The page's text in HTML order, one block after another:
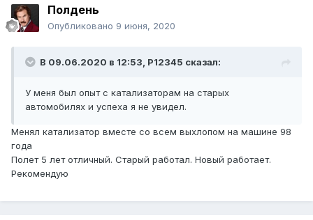
Полдень
Опубликовано 9 июня, 2020
В 09.06.2020 в 12:53, P12345 сказал:
У меня был опыт с катализаторам на старых
автомобилях и успеха я не увидел.
Менял катализатор вместе со всем выхлопом на машине 98
года
Полет 5 лет отличный. Старый работал. Новый работает.
Рекомендую